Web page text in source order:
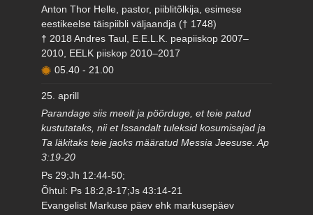
Anton Thor Helle, pastor, piiblitõlkija, esimese
eestikeelse täispiibli väljaandja († 1748)
† 2018 Andres Taul, E.E.L.K. peapiiskop 2007–
2010, EELK piiskop 2010–2017
05.40 - 21.00
25. aprill
Parandage siis meelt ja pöörduge, et teie patud
kustutataks, nii et Issandalt tuleksid kosumisajad ja
Ta läkitaks teie jaoks määratud Messia Jeesuse. Ap
3:19-20
Ps 29;Jh 12:44-50;
Õhtul: Ps 18:2,8-17;Js 43:14-21
Evangelist Markuse päev ehk markusepäev